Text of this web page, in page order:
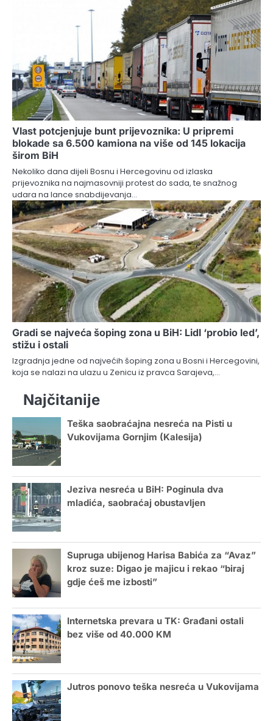
Vlast potcjenjuje bunt prijevoznika: U pripremi
blokade sa 6.500 kamiona na više od 145 lokacija
širom BiH
Nekoliko dana dijeli Bosnu i Hercegovinu od izlaska
prijevoznika na najmasovniji protest do sada, te snažnog
udara na lance snabdijevanja…
Gradi se najveća šoping zona u BiH: Lidl ‘probio led’,
stižu i ostali
Izgradnja jedne od najvećih šoping zona u Bosni i Hercegovini,
koja se nalazi na ulazu u Zenicu iz pravca Sarajeva,…
Najčitanije
Teška saobraćajna nesreća na Pisti u
Vukovijama Gornjim (Kalesija)
Jeziva nesreća u BiH: Poginula dva
mladića, saobraćaj obustavljen
Supruga ubijenog Harisa Babića za “Avaz”
kroz suze: Digao je majicu i rekao “biraj
gdje ćeš me izbosti”
Internetska prevara u TK: Građani ostali
bez više od 40.000 KM
Jutros ponovo teška nesreća u Vukovijama